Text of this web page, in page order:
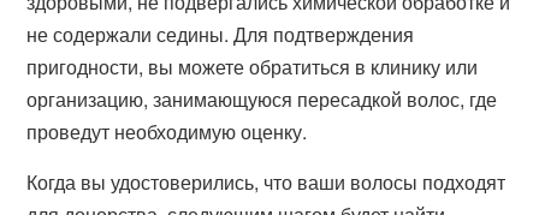
не содержали седины. Для подтверждения
пригодности, вы можете обратиться в клинику или
организацию, занимающуюся пересадкой волос, где
проведут необходимую оценку.
Когда вы удостоверились, что ваши волосы подходят